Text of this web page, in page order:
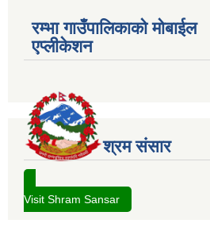
रम्भा गाउँपालिकाको मोबाईल
एप्लीकेशन
श्रम संसार
Visit Shram Sansar